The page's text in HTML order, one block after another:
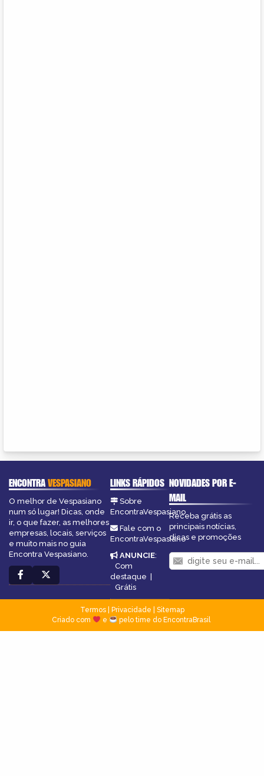
ENCONTRAVESPASIANO
O melhor de Vespasiano
num só lugar! Dicas, onde
ir, o que fazer, as melhores
empresas, locais, serviços
e muito mais no guia
Encontra Vespasiano.
LINKS RÁPIDOS
Sobre
EncontraVespasiano
Fale com o
EncontraVespasiano
ANUNCIE:
Com
destaque
Grátis
NOVIDADES POR E-
MAIL
Receba grátis as
principais notícias,
dicas e promoções
Termos| Privacidade
Sitemap
Criado com
e pelo time do EncontraBrasil